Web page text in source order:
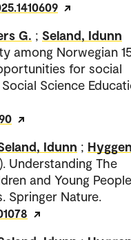
G. ; Seland, Idunn
among Norwegian
for social
Science
Idunn ;
Understanding The
and Young
Springer Nature.